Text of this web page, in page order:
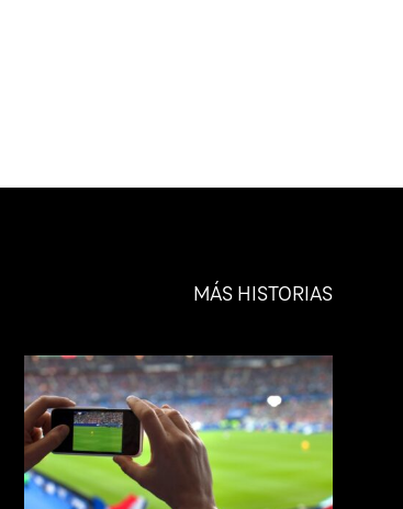
MÁS HISTORIAS